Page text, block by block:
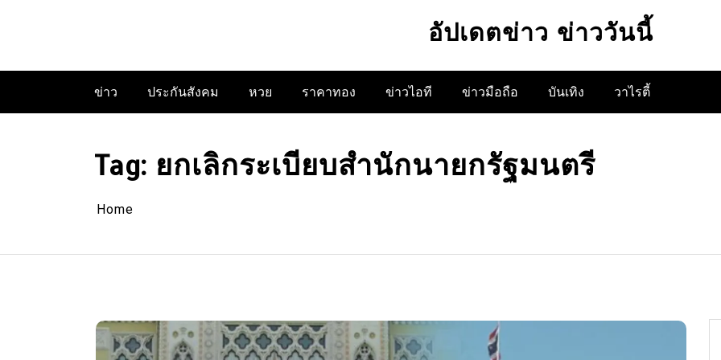
อัปเดตข่าว ข่าววันนี้
ข่าว ประกันสังคม หวย ราคาทอง ข่าวไอที ข่าวมือถือ บันเทิง วาไรตี้
Tag: ยกเลิกระเบียบสำนักนายกรัฐมนตรี
Home